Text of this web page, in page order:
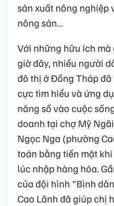
sản xuất nông nghiệp
nông sản…
Với những hữu ích
giờ đây, nhiều người
đô thị ở Đồng Tháp
cực tìm hiểu và ứng
năng số vào cuộc
doanh tại chợ Mỹ
Ngọc Nga (phường
toán bằng tiền mặt
lúc nhập hàng hóa.
của đội hình "Bình
Cao Lãnh đã giúp chị